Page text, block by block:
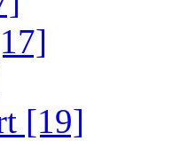
[19]